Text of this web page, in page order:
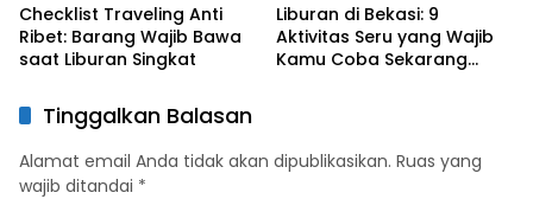
Checklist Traveling Anti
Ribet: Barang Wajib Bawa
saat Liburan Singkat
Liburan di Bekasi: 9
Aktivitas Seru yang Wajib
Kamu Coba Sekarang
Tinggalkan Balasan
Alamat email Anda tidak akan dipublikasikan. Ruas yang
wajib ditandai *